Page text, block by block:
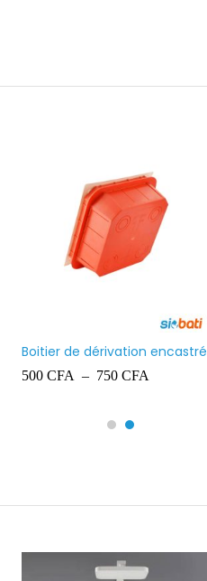
Boitier de dérivation encastré
Ingelec
500 CFA – 750 CFA